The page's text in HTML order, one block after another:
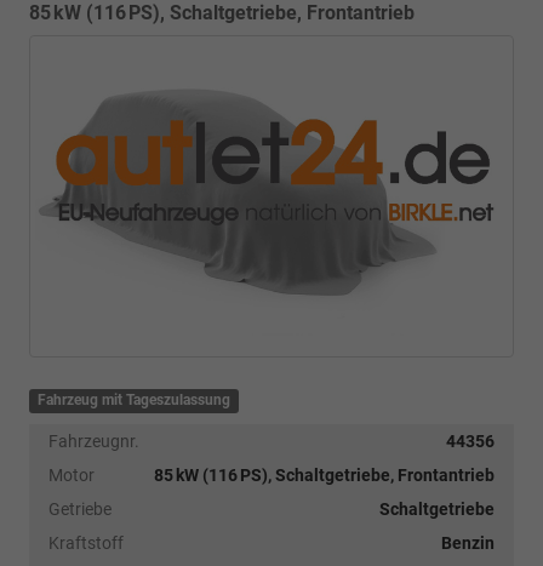
85 kW (116 PS), Schaltgetriebe, Frontantrieb
Fahrzeug mit Tageszulassung
Fahrzeugnr.
44356
Motor
85 kW (116 PS), Schaltgetriebe, Frontantrieb
Getriebe
Schaltgetriebe
Kraftstoff
Benzin